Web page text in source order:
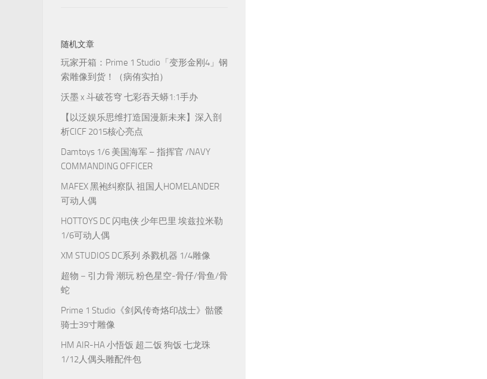
随机文章
玩家开箱：Prime 1 Studio「变形金刚4」钢
索雕像到货！（病侑实拍）
沃墨 x 斗破苍穹 七彩吞天蟒1:1手办
【以泛娱乐思维打造国漫新未来】深入剖
析CICF 2015核心亮点
Damtoys 1/6 美国海军 – 指挥官 /NAVY
COMMANDING OFFICER
MAFEX 黑袍纠察队 祖国人HOMELANDER
可动人偶
HOTTOYS DC 闪电侠 少年巴里 埃兹拉米勒
1/6可动人偶
XM STUDIOS DC系列 杀戮机器 1/4雕像
超物－引力骨 潮玩 粉色星空-骨仔/骨鱼/骨
蛇
Prime 1 Studio《剑风传奇烙印战士》骷髅
骑士39寸雕像
HM AIR-HA 小悟饭 超二饭 狗饭 七龙珠
1/12人偶头雕配件包